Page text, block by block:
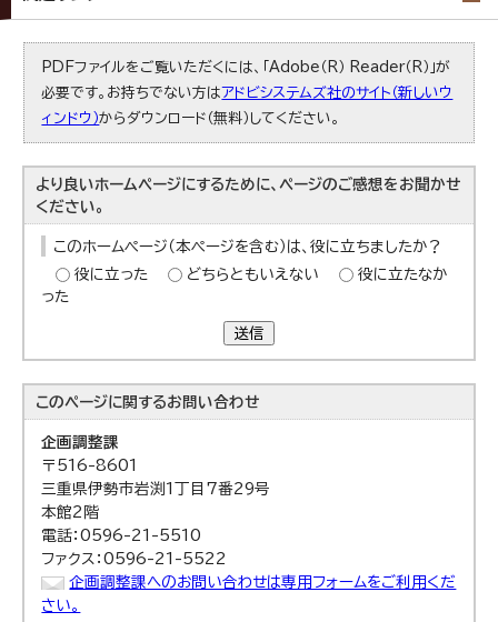
PDFファイルをご覧いただくには、「Adobe（R） Reader（R）」が
必要です。お持ちでない方は アドビシステムズ社のサイト（新しいウ
ィンドウ）からダウンロード（無料）してください。
より良いホームページにするために、ページのご感想をお聞かせ
ください。
このホームページ（本ページを含む）は、役に立ちましたか？
役に立った
どちらともいえない
役に立たなか
った
送信
このページに関するお問い合わせ
企画調整課
〒516-8601
三重県伊勢市岩渕1丁目7番29号
本館2階
電話：0596-21-5510
ファクス：0596-21-5522
企画調整課へのお問い合わせは専用フォームをご利用くだ
さい。